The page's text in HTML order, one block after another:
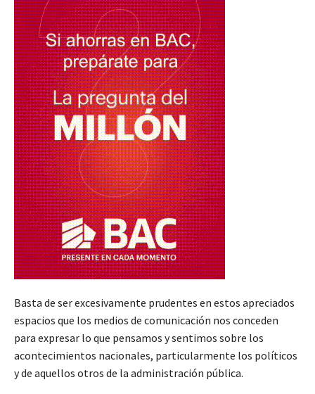
Basta de ser excesivamente prudentes en estos apreciados
espacios que los medios de comunicación nos conceden
para expresar lo que pensamos y sentimos sobre los
acontecimientos nacionales, particularmente los políticos
y de aquellos otros de la administración pública.